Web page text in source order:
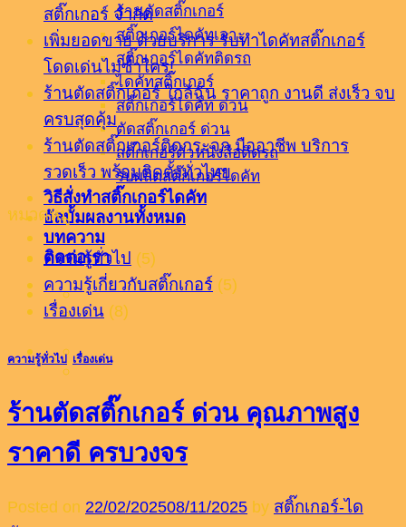
ร้านตัดสติ๊กเกอร์
สติ๊กเกอร์ไดคัทเจาะ
สติ๊กเกอร์ไดคัทติดรถ
ไดคัทสติ๊กเกอร์
สติ๊กเกอร์ไดคัท ด่วน
ตัดสติ๊กเกอร์ ด่วน
สติ๊กเกอร์ตัวหนังสือติดรถ
รับผลิตสติ๊กเกอร์ไดคัท
วิธีสั่งทำสติ๊กเกอร์ไดคัท
อัลบั้มผลงานทั้งหมด
บทความ
ติดต่อเรา
สติ๊กเกอร์ จำกัด
เพิ่มยอดขาย ด้วยบริการ รับทำไดคัทสติ๊กเกอร์
โดดเด่นไม่ซ้ำใคร!
ร้านตัดสติ๊กเกอร์ ใกล้ฉัน ราคาถูก งานดี ส่งเร็ว จบ
ครบสุดคุ้ม
ร้านตัดสติ๊กเกอร์ติดกระจก มืออาชีพ บริการ
รวดเร็ว พร้อมติดตั้งทั่วไทย
หมวดหมู่
ความรู้ทั่วไป (5)
ความรู้เกี่ยวกับสติ๊กเกอร์ (5)
เรื่องเด่น (8)
ความรู้ทั่วไป, เรื่องเด่น
ร้านตัดสติ๊กเกอร์ ด่วน คุณภาพสูง
ราคาดี ครบวงจร
Posted on 22/02/202508/11/2025 by สติ๊กเกอร์-ได